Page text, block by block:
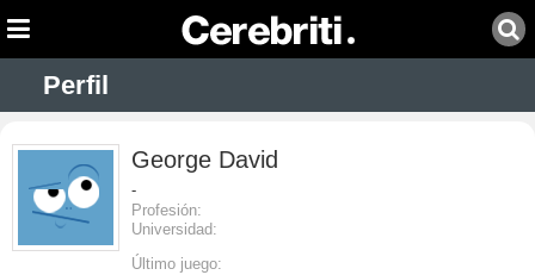
Perfil
George David
-
Profesión:
Universidad:
Último juego: